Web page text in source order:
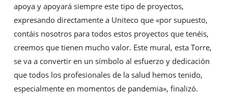
apoya y apoyará siempre este tipo de proyectos,
expresando directamente a Uniteco que «por supuesto,
contáis nosotros para todos estos proyectos que tenéis,
creemos que tienen mucho valor. Este mural, esta Torre,
se va a convertir en un símbolo al esfuerzo y dedicación
que todos los profesionales de la salud hemos tenido,
especialmente en momentos de pandemia», finalizó.